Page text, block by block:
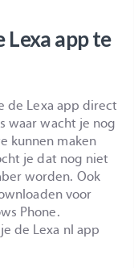
Lexa app te
de Lexa app direct
waar wacht je nog
kunnen maken
je dat nog niet
worden. Ook
voor
Phone.
de Lexa nl app